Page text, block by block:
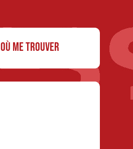
Où me trouver